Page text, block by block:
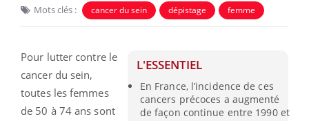
Mots clés : cancer du sein dépistage femme
L'ESSENTIEL
En France, l’incidence de ces
cancers précoces a augmenté
de façon continue entre 1990 et
Pour lutter contre le
cancer du sein,
toutes les femmes
de 50 à 74 ans sont